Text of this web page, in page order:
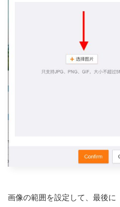
画像の範囲を設定して、最後に